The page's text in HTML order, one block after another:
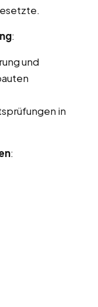
:
und
in
: